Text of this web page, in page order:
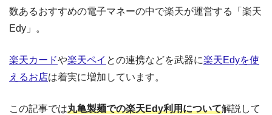
数あるおすすめの電子マネーの中で楽天が運営する「楽天
Edy」。
楽天カードや楽天ペイ との連携などを武器に楽天Edyを使
えるお店は着実に増加しています。
この記事では丸亀製麺での楽天Edy利用について解説して